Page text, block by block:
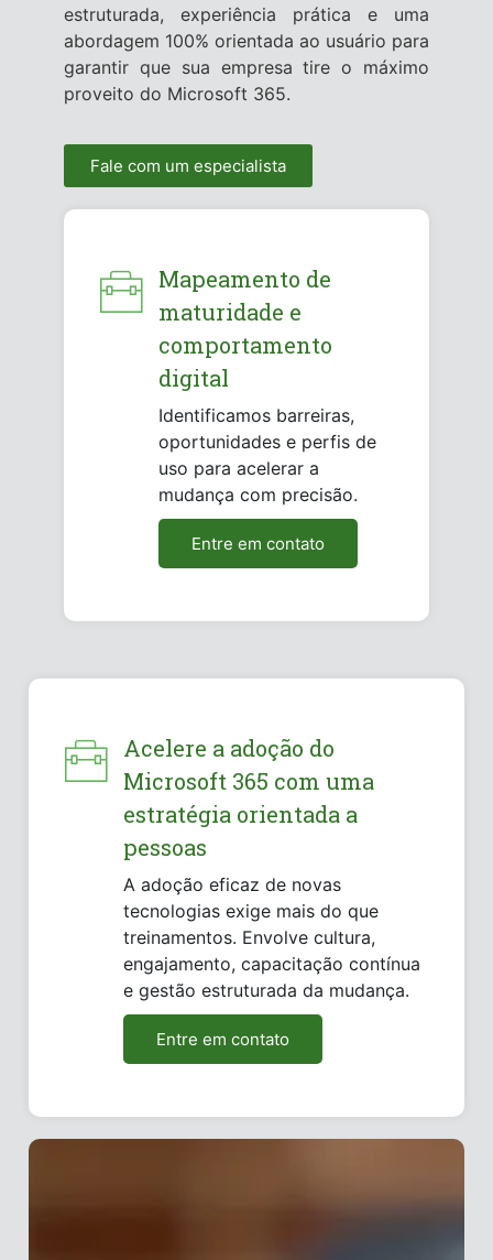
estruturada, experiência prática e uma
abordagem 100% orientada ao usuário para
garantir que sua empresa tire o máximo
proveito do Microsoft 365.
Fale com um especialista
Mapeamento de
maturidade e
comportamento
digital
Identificamos barreiras,
oportunidades e perfis de
uso para acelerar a
mudança com precisão.
Entre em contato
Acelere a adoção do
Microsoft 365 com uma
estratégia orientada a
pessoas
A adoção eficaz de novas
tecnologias exige mais do que
treinamentos. Envolve cultura,
engajamento, capacitação contínua
e gestão estruturada da mudança.
Entre em contato